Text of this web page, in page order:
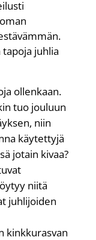
tapoja juhlia
ollenkaan.
tuo jouluun
niin
käytettyjä
jotain kivaa?
niitä
juhlijoiden
kinkkurasvan